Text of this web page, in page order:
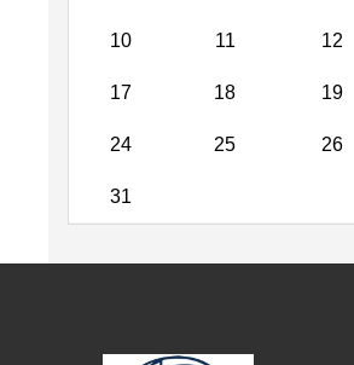
10 11 12
17 18 19
24 25 26
31